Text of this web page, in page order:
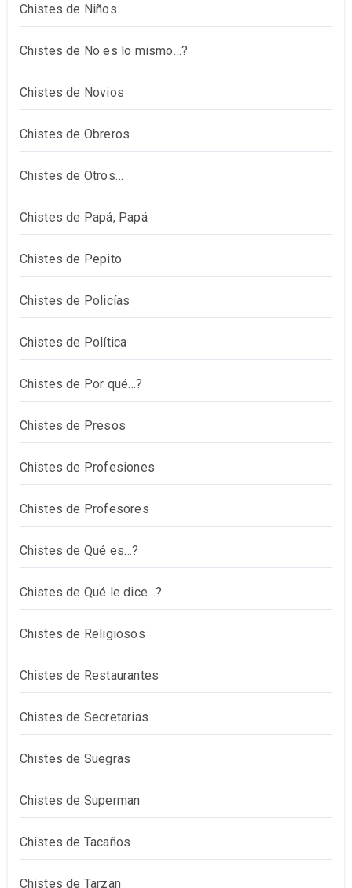
Chistes de Niños
Chistes de No es lo mismo…?
Chistes de Novios
Chistes de Obreros
Chistes de Otros…
Chistes de Papá, Papá
Chistes de Pepito
Chistes de Policías
Chistes de Política
Chistes de Por qué…?
Chistes de Presos
Chistes de Profesiones
Chistes de Profesores
Chistes de Qué es…?
Chistes de Qué le dice…?
Chistes de Religiosos
Chistes de Restaurantes
Chistes de Secretarias
Chistes de Suegras
Chistes de Superman
Chistes de Tacaños
Chistes de Tarzan